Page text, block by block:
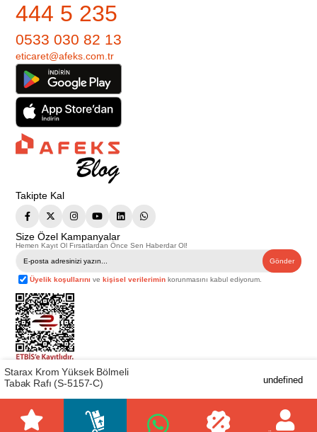
444 5 235
0533 030 82 13
eticaret@afeks.com.tr
Takipte Kal
Size Özel Kampanyalar
Hemen Kayıt Ol Fırsatlardan Önce Sen Haberdar Ol!
Gönder
Üyelik koşullarını vekişisel verilerimin korunmasını kabul ediyorum.
Telif Hakkı © 2026Afeks Yapı Market
. Tüm hakları saklıdır.
Bu web sitesindeki tüm ürünler ticari amaçlıdır. Web sitemizde yer alan
başka yerlerde kullanılamaz. İçeriklerin izin alınmadan kopyalanması ve
kullanılması 5846 sayılı Fikir ve Sanat Eserleri Yasasına göre suçtur.
Starax Krom Yüksek Bölmeli
Tabak Rafı (S-5157-C)
undefined